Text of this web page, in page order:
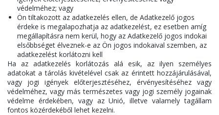
védelméhez; vagy
Ön tiltakozott az adatkezelés ellen, de Adatkezelő jogos
érdeke is megalapozhatja az adatkezelést, ez esetben amíg
megállapításra nem kerül, hogy az Adatkezelő jogos indokai
elsőbbséget élveznek-e az Ön jogos indokaival szemben, az
adatkezelést korlátozni kell
Ha az adatkezelés korlátozás alá esik, az ilyen személyes
adatokat a tárolás kivételével csak az érintett hozzájárulásával,
vagy jogi igények előterjesztéséhez, érvényesítéséhez vagy
védelméhez, vagy más természetes vagy jogi személy jogainak
védelme érdekében, vagy az Unió, illetve valamely tagállam
fontos közérdekéből lehet kezelni.